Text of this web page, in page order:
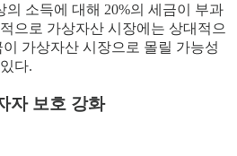
의 소득에 대해 20%의 세금이 부과
으로 가상자산 시장에는 상대적으
가상자산 시장으로 몰릴 가능성
다.
자 보호 강화